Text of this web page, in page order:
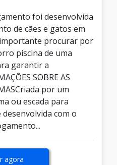
foi desenvolvida
de cães e gatos em
importante procurar por
piscina de uma
garantir a
SOBRE AS
por um
ou escada para
com o
agora